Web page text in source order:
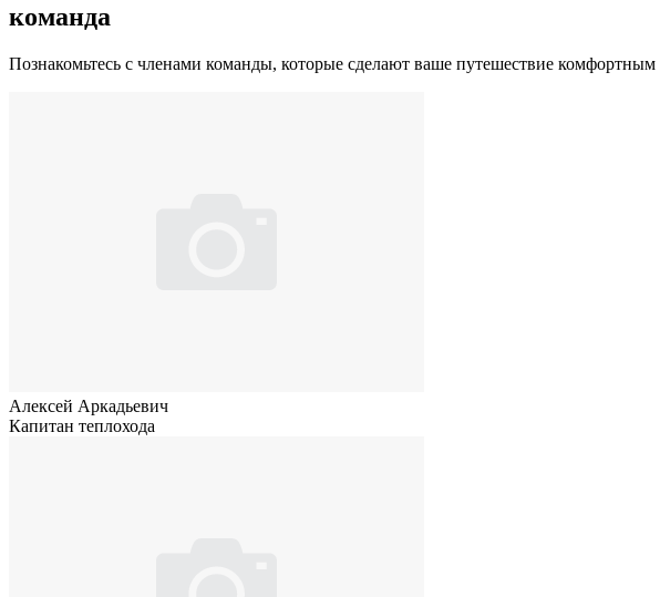
команда
Познакомьтесь с членами команды, которые сделают ваше путешествие
Алексей Аркадьевич
Капитан теплохода